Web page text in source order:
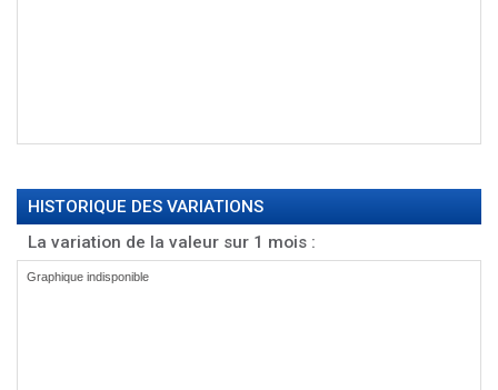
HISTORIQUE DES VARIATIONS
La variation de la valeur sur 1 mois :